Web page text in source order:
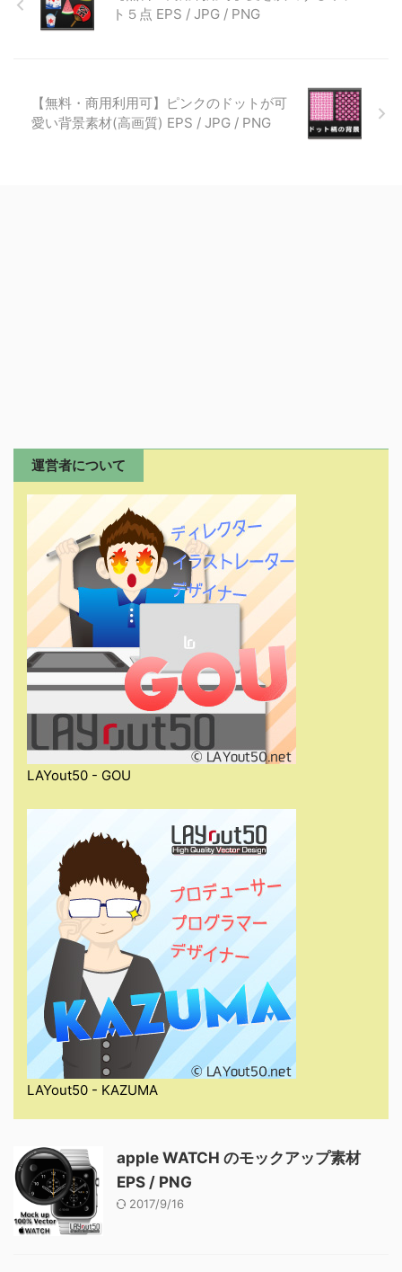
ト５点 EPS / JPG / PNG
【無料・商用利用可】ピンクのドットが可
愛い背景素材(高画質) EPS / JPG / PNG
運営者について
LAYout50 - GOU
LAYout50 - KAZUMA
apple WATCH のモックアップ素材
EPS / PNG
2017/9/16